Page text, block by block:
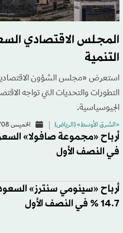
المجلس الاقتصادي
التنمية
استعرض «مجلس الشؤون الاقتصادية
التطورات والتحديات التي تواجه
الجيوسياسية.
«الشرق الأوسط» (الرياض) الخميس 06/08 - 18:20
في النصف الأول
أرباح «سينومي سنترز»
14.7 % في النصف الأول